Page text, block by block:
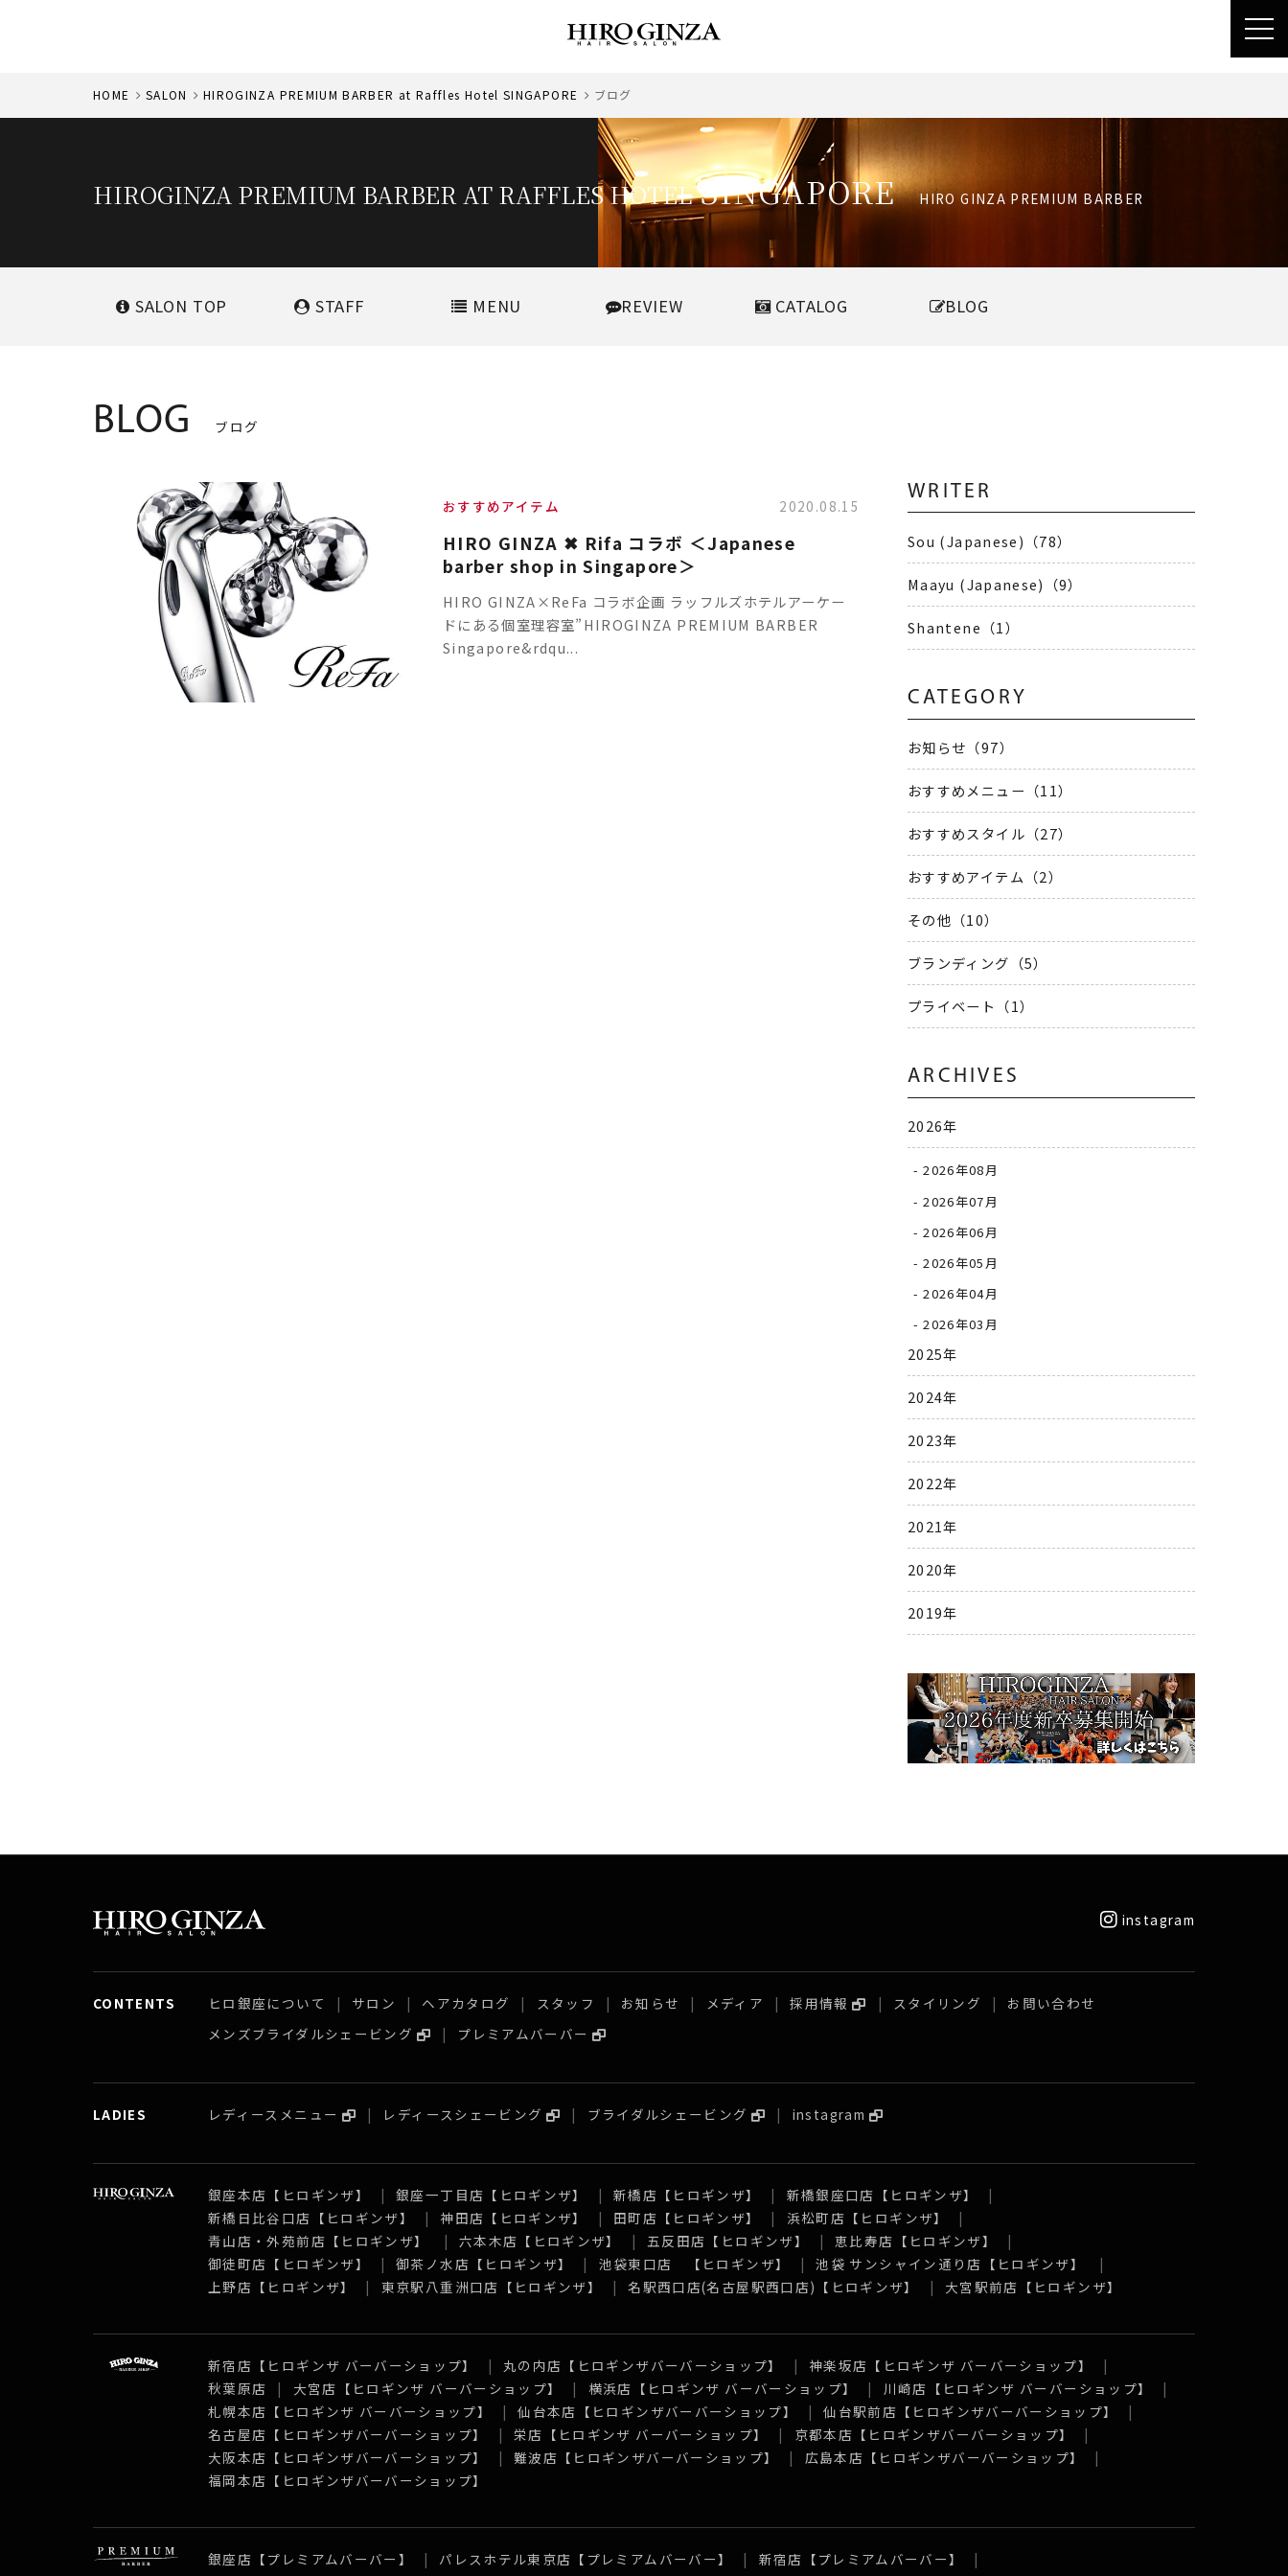
HOME SALON HIROGINZA PREMIUM BARBER at Raffles Hotel SINGAPORE ブログ
HIROGINZA PREMIUM BARBER AT RAFFLES HOTELSINGAPORE HIRO GINZA PREMIUM BARBER
SALON TOP STAFF MENU REVIEW CATALOG BLOG
BLOG ブログ
おすすめアイテム 2020.08.15
HIRO GINZA ✖ Rifa コラボ ＜Japanese
barber shop in Singapore＞
HIRO GINZA×ReFa コラボ企画 ラッフルズホテルアーケー
ドにある個室理容室”HIROGINZA PREMIUM BARBER
Singapore&rdqu...
WRITER
Sou (Japanese)（78）
Maayu (Japanese)（9）
Shantene（1）
CATEGORY
お知らせ（97）
おすすめメニュー（11）
おすすめスタイル（27）
おすすめアイテム（2）
その他（10）
ブランディング（5）
プライベート（1）
ARCHIVES
2026年
2026年08月
2026年07月
2026年06月
2026年05月
2026年04月
2026年03月
2025年
2024年
2023年
2022年
2021年
2020年
2019年
instagram
CONTENTS ヒロ銀座について サロン ヘアカタログ スタッフ お知らせ メディア 採用情報 スタイリング
お問い合わせ
メンズブライダルシェービング
プレミアムバーバー
LADIES レディースメニュー レディースシェービング ブライダルシェービング instagram
銀座本店【ヒロギンザ】 銀座一丁目店【ヒロギンザ】 新橋店【ヒロギンザ】
新橋銀座口店【ヒロギンザ】
新橋日比谷口店【ヒロギンザ】
神田店【ヒロギンザ】 田町店【ヒロギンザ】
浜松町店【ヒロギンザ】
青山店・外苑前店【ヒロギンザ】
六本木店【ヒロギンザ】 五反田店【ヒロギンザ】
恵比寿店【ヒロギンザ】
御徒町店【ヒロギンザ】
御茶ノ水店【ヒロギンザ】 池袋東口店 【ヒロギンザ】
池袋 サンシャイン通り店【ヒロギンザ】
上野店【ヒロギンザ】
東京駅八重洲口店【ヒロギンザ】 名駅西口店(名古屋駅西口店)【ヒロギンザ】 大宮駅前店【ヒロギンザ】
新宿店【ヒロギンザ バーバーショップ】 丸の内店【ヒロギンザバーバーショップ】
神楽坂店【ヒロギンザ バーバーショップ】
秋葉原店
大宮店【ヒロギンザ バーバーショップ】 横浜店【ヒロギンザ バーバーショップ】
川崎店【ヒロギンザ バーバーショップ】
札幌本店【ヒロギンザ バーバーショップ】
仙台本店【ヒロギンザバーバーショップ】
仙台駅前店【ヒロギンザバーバーショップ】
名古屋店【ヒロギンザバーバーショップ】
栄店【ヒロギンザ バーバーショップ】
京都本店【ヒロギンザバーバーショップ】
大阪本店【ヒロギンザバーバーショップ】
難波店【ヒロギンザバーバーショップ】
広島本店【ヒロギンザバーバーショップ】
福岡本店【ヒロギンザバーバーショップ】
銀座店【プレミアムバーバー】 パレスホテル東京店【プレミアムバーバー】
新宿店【プレミアムバーバー】